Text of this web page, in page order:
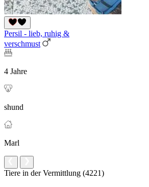
Persil - lieb, ruhig &
verschmust
4 Jahre
shund
Marl
Tiere in der Vermittlung (4221)